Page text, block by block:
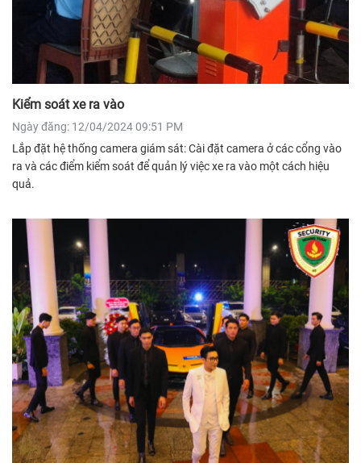
Kiểm soát xe ra vào
Ngày đăng: 12/04/2024 09:51 PM
Lắp đặt hệ thống camera giám sát: Cài đặt camera ở các cổng vào
ra và các điểm kiểm soát để quản lý việc xe ra vào một cách hiệu
quả.